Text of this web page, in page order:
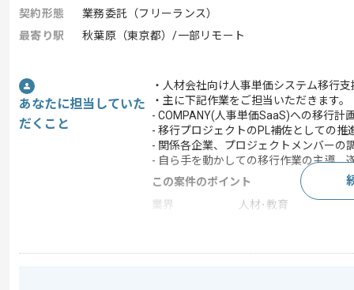
契約形態
業務委託（フリーランス）
最寄り駅
秋葉原（東京都）/一部リモート
あなたに担当していた
だくこと
・人材会社向け人事単価システム移行
・主に下記作業をご担当いただきます。
- COMPANY(人事単価SaaS)への移行計
- 移行プロジェクトのPL補佐としての推
- 関係各企業、プロジェクトメンバーの
- 自ら手を動かしての移行作業の主導、
この案件のポイント
業界
人材･教育
担当領域/システ 人事・給与・労務シス